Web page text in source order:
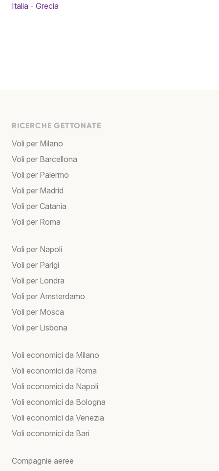
Italia - Grecia
RICERCHE GETTONATE
Voli per Milano
Voli per Barcellona
Voli per Palermo
Voli per Madrid
Voli per Catania
Voli per Roma
Voli per Napoli
Voli per Parigi
Voli per Londra
Voli per Amsterdamo
Voli per Mosca
Voli per Lisbona
Voli economici da Milano
Voli economici da Roma
Voli economici da Napoli
Voli economici da Bologna
Voli economici da Venezia
Voli economici da Bari
Compagnie aeree